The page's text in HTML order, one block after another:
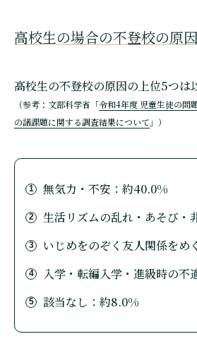
高校生の場合の不登校の原
高校生の不登校の原因の上位5つは
（参考：文部科学省「令和4年度 児童生徒の問
の諸課題に関する調査結果について 」）
無気力・不安：約40.0%
生活リズムの乱れ・あそび・
いじめをのぞく友人関係をめ
入学・転編入学・進級時の不
該当なし：約8.0%